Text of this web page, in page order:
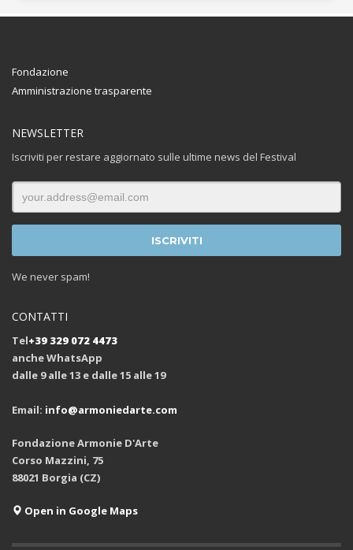
Fondazione
Amministrazione trasparente
NEWSLETTER
Iscriviti per restare aggiornato sulle ultime news del Festival
We never spam!
CONTATTI
Tel+39 329 072 4473
anche WhatsApp
dalle 9 alle 13 e dalle 15 alle 19
Email: info@armoniedarte.com
Fondazione Armonie D'Arte
Corso Mazzini, 75
88021 Borgia (CZ)
Open in Google Maps